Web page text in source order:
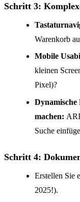
Schritt 3:
Warenkorb
Mobile
kleinen
Pixel)?
Dynamische
machen:
Suche
Schritt 4:
Erstellen Sie
2025!).